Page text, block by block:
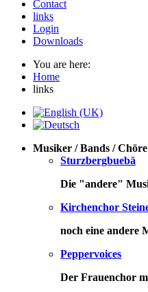
Contact
links
Login
Downloads
You are here:
Home
links
Musiker / Bands / Chöre
Sturzbergbuebä
Die "andere"
Kirchenchor
noch eine andere
Peppervoices
Der Frauenchor